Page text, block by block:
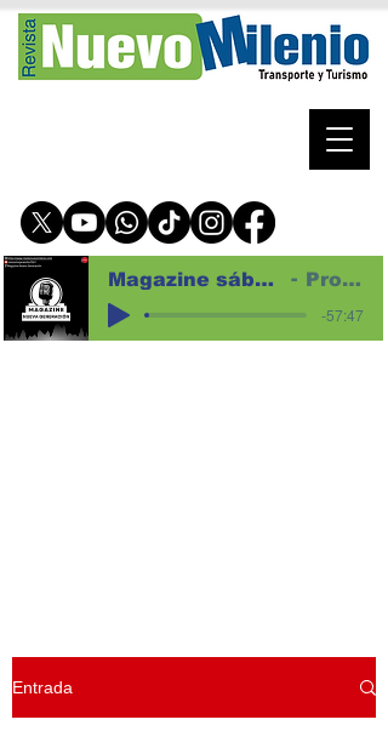
Magazine sábado 8 de agosto de 2026 para web
Programa magazine
-57:47
Entrada